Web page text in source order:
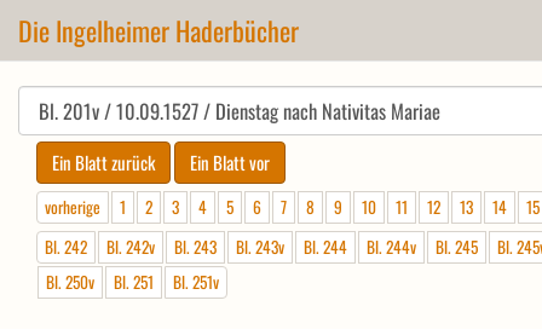
Die Ingelheimer Haderbücher
vorherige 1 2 3 4 5 6 7 8 9 10 11 12 13 14
15
Bl. 242
Bl. 242v Bl. 243 Bl. 243v Bl. 244 Bl. 244v Bl. 245
Bl.
Bl. 250v
Bl. 251 Bl. 251v